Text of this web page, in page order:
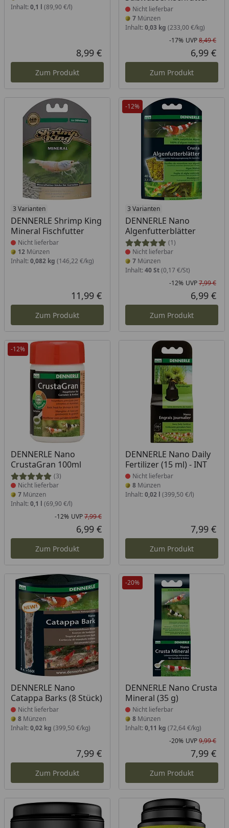
Inhalt: 0,1 l (89,90 €/l)
Aktueller Preis
8,99 €
Zum Produkt
Nicht lieferbar
7Münzen
Inhalt: 0,03 kg (233,00 €/kg)
-17% UVP8,49 €
6,99 €
Zum Produkt
3 Varianten
DENNERLE Shrimp King
Mineral Fischfutter
Produkt nicht lieferbar
Nicht lieferbar
12 Münzen
Inhalt: 0,082 kg (146,22 €/kg)
Aktueller Preis
11,99 €
Zum Produkt
-12%
3 Varianten
DENNERLE Nano
Algenfutterblätter
(1)
Produkt nicht lieferbar
Nicht lieferbar
7Münzen
Inhalt: 40 St(0,17 €/St)
-12% UVP7,99 €
6,99 €
Zum Produkt
-12%
DENNERLE Nano
CrustaGran 100ml
(3)
Produkt nicht lieferbar
Nicht lieferbar
7 Münzen
Inhalt: 0,1 l (69,90 €/l)
Rabatt in Prozent
-12%
Ursprünglicher Preis
UVP7,99 €
Aktueller Preis
6,99 €
Zum Produkt
DENNERLE Nano Daily
Fertilizer (15 ml) - INT
Produkt nicht lieferbar
Nicht lieferbar
8Münzen
Inhalt: 0,02 l (399,50 €/l)
7,99 €
Zum Produkt
DENNERLE Nano
Catappa Barks (8 Stück)
Produkt nicht lieferbar
Nicht lieferbar
8 Münzen
Inhalt: 0,02 kg (399,50 €/kg)
Aktueller Preis
7,99 €
Zum Produkt
-20%
DENNERLE Nano Crusta
Mineral (35 g)
Produkt nicht lieferbar
Nicht lieferbar
8Münzen
Inhalt: 0,11 kg (72,64 €/kg)
-20% UVP9,99 €
7,99 €
Zum Produkt